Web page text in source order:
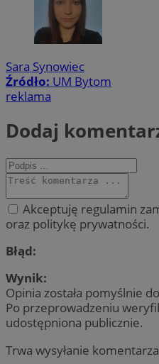
Sara Synowiec
Źródło: UM Bytom
reklama
Dodaj
Akceptuję regulamin
oraz politykę prywatności.
Błąd:
Wynik:
Opinia została pomyślnie
Po przeprowadzeniu
udostępniona publicznie.
Trwa wysyłanie